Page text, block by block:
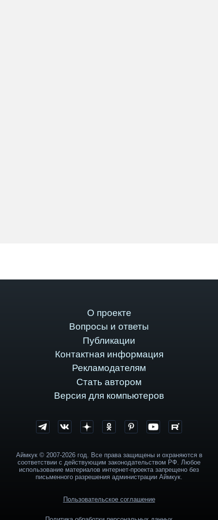
О проекте
Вопросы и ответы
Публикации
Контактная информация
Рекламодателям
Стать автором
Версия для компьютеров
Аймкук © 2007-2026 год. Все права защищены и охраняются в
соответствии с действующим законодательством РФ. Любое
использование материалов интернет-проекта запрещено без
письменного разрешения администрации Аймкук.
Пользовательское соглашение